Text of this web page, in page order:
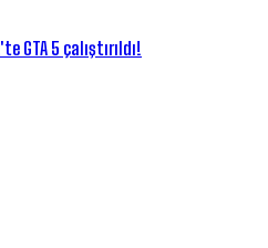
GTA 5 çalıştırıldı!